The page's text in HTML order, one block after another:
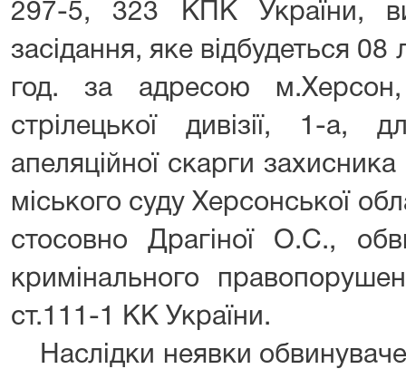
297-5, 323 КПК України,
засідання, яке відбудеться
год. за адресою м.Херсон,
стрілецької дивізії, 1-а,
апеляційної скарги
міського суду Херсонської
стосовно Драгіної О.С.,
кримінального
ст.111-1 КК України.
Наслідки неявки